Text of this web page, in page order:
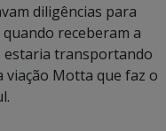
diligências para
receberam a
estaria transportando
viação Motta que faz o